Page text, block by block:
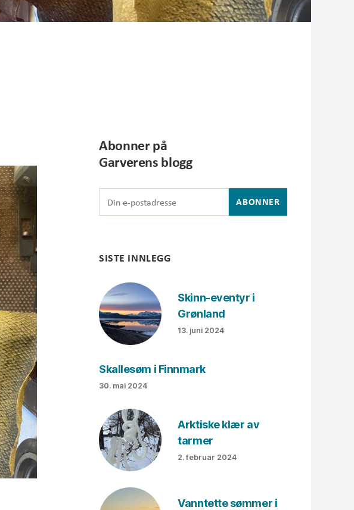
Abonner på
Garverens blogg
SISTE INNLEGG
Skinn-eventyr i
Grønland
13. juni 2024
Skallesøm i Finnmark
30. mai 2024
Arktiske klær av
tarmer
2. februar 2024
Vanntette sømmer i